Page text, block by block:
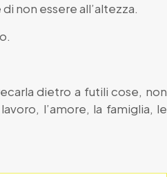
non essere all’altezza.
dietro a futili cose, non
l’amore, la famiglia, le